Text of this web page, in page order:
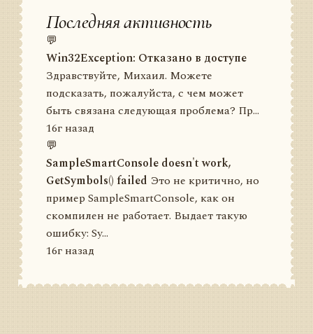
Последняя активность
💬
Win32Exception: Отказано в доступе
Здравствуйте, Михаил. Можете
подсказать, пожалуйста, с чем может
быть связана следующая проблема? Пр...
16г назад
💬
SampleSmartConsole doesn't work,
GetSymbols() failed Это не критично, но
пример SampleSmartConsole, как он
скомпилен не работает. Выдает такую
ошибку: Sy...
16г назад